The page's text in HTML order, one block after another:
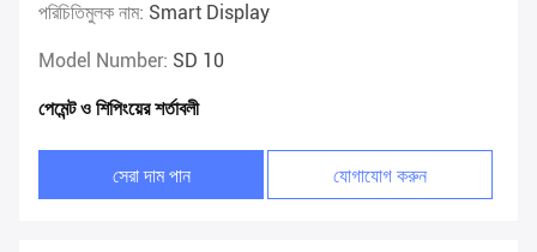
পরিচিতিমুলক নাম: Smart Display
Model Number: SD 10
পেমেন্ট ও শিপিংয়ের শর্তাবলী
সেরা দাম পান যোগাযোগ করুন